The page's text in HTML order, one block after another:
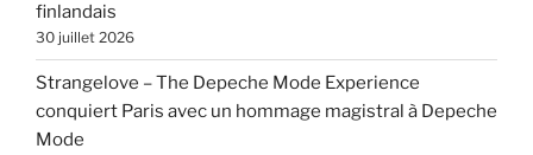
finlandais
30 juillet 2026
Strangelove – The Depeche Mode Experience
conquiert Paris avec un hommage magistral à Depeche
Mode